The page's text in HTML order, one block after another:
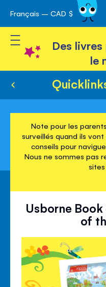
Skip
to
Content
Français – CAD $
Toggle Nav
Des
le
Note pour les
surveillés quand ils
conseils pour
Nous ne sommes pas
Usborne
of